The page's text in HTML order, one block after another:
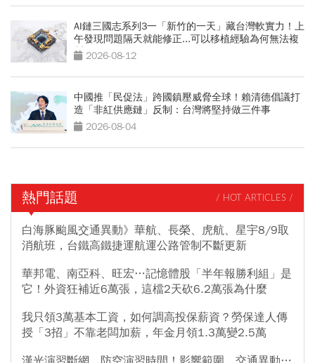
AI鏈三國志系列3一「新竹的一天」藏台灣軟實力！上
午發現問題隔天就能修正...可以移植經驗為何無法複
製 2026-08-12
中國推「民促法」跨國鎮壓威脅全球！賴清德倡議打
造「非紅供應鏈」反制：台灣將堅持做三件事
2026-08-04
熱門話題 / HOT ARTICLES /
白海豚颱風交通異動》華航、長榮、虎航、星宇8/9取
消航班，台鐵高鐵捷運航運公路管制不斷更新
華邦電、南亞科、旺宏…記憶體股「半年報勝利組」是
它！外資狂補近6萬張，這檔2天砍6.2萬張為什麼
我只領3萬基本工資，如何調高投保薪資？勞保達人傳
授「3招」不靠老闆加薪，年金月領1.3萬變2.5萬